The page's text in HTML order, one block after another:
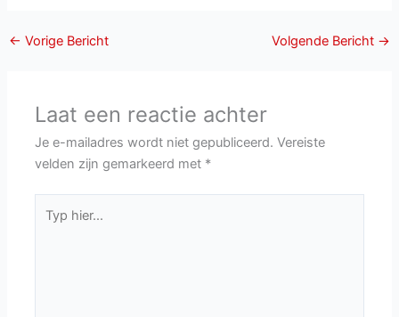
← Vorige Bericht Volgende Bericht →
Laat een reactie achter
Je e-mailadres wordt niet gepubliceerd. Vereiste
velden zijn gemarkeerd met *
hier...